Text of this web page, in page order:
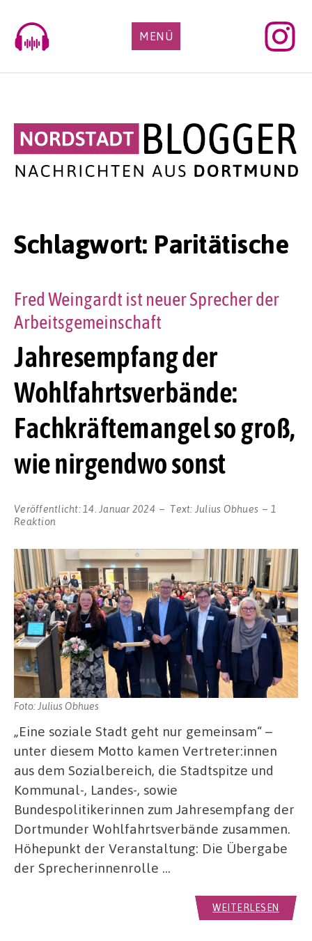
content
MENÜ
Schlagwort: Paritätische
Jahresempfang der
Wohlfahrtsverbände:
Fachkräftemangel so groß,
wie nirgendwo sonst
Fred Weingardt ist neuer Sprecher der
Arbeitsgemeinschaft
Veröffentlicht: 14. Januar 2024 Text: Julius Obhues
1
Reaktion
Foto: Julius Obhues
„Eine soziale Stadt geht nur gemeinsam“ –
unter diesem Motto kamen Vertreter:innen
aus dem Sozialbereich, die Stadtspitze und
Kommunal-, Landes-, sowie
Bundespolitikerinnen zum Jahresempfang der
Dortmunder Wohlfahrtsverbände zusammen.
Höhepunkt der Veranstaltung: Die Übergabe
der Sprecherinnenrolle …
WEITERLESEN